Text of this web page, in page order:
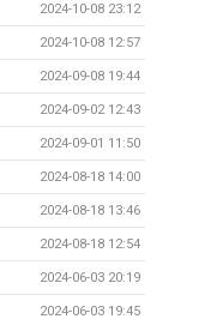
2024-10-08 23:12
2024-10-08 12:57
2024-09-08 19:44
2024-09-02 12:43
2024-09-01 11:50
2024-08-18 14:00
2024-08-18 13:46
2024-08-18 12:54
2024-06-03 20:19
2024-06-03 19:45